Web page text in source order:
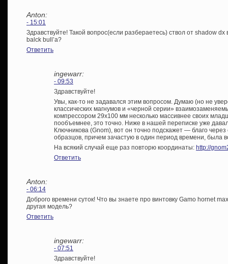
Anton:
- 15:01
Здравствуйте! Такой вопрос(если разбераетесь) ствол от shadow
balck bull’a?
Ответить
ingewarr:
- 09:53
Здравствуйте!
Увы, как-то не задавался этим вопросом. Думаю (но не
классических магнумов и «черной серии»
компрессором 29х100 мм несколько массивнее своих
пообъемнее, это точно. Ниже в нашей переписке уже
Ключникова (Gnom), вот он точно подскажет — благо
образцов, причем зачастую в один период времени, была
На всякий случай еще раз повторю координаты: http://
Ответить
Anton:
- 06:14
Доброго времени суток! Что вы знаете про винтовку Gamo hornet
другая модель?
Ответить
ingewarr:
- 07:51
Здравствуйте!